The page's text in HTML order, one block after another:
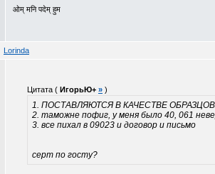
ओम् मनि पदेम् हुम
Lorinda
Цитата ( ИгорьЮ+ » )
1. ПОСТАВЛЯЮТСЯ В КАЧЕСТВЕ
2. таможне пофиг, у меня было 40, 061
3. все пихал в 09023 и договор и письмо
серт по госту?